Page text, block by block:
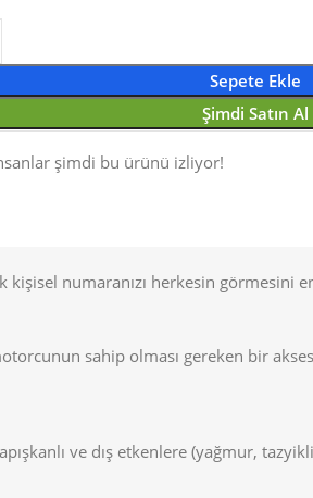
Sepete Ekle
Şimdi Satın Al
şimdi bu ürünü izliyor!
numaranızı herkesin görmesini
sahip olması gereken bir
ve dış etkenlere (yağmur,